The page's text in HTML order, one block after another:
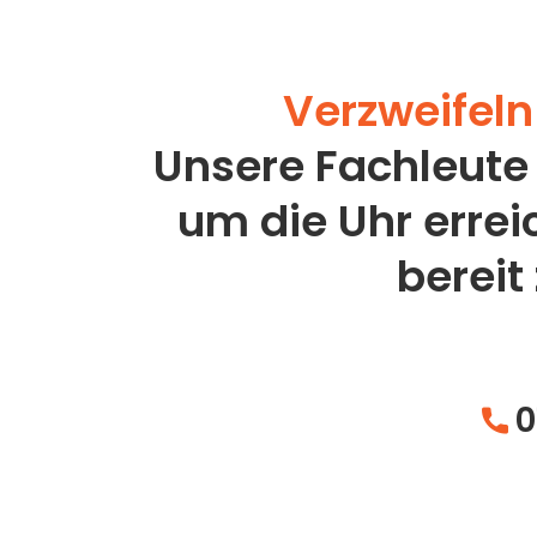
Unsere
um die Uhr
bereit